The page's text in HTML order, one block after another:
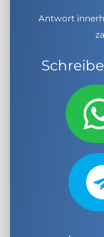
Antwort